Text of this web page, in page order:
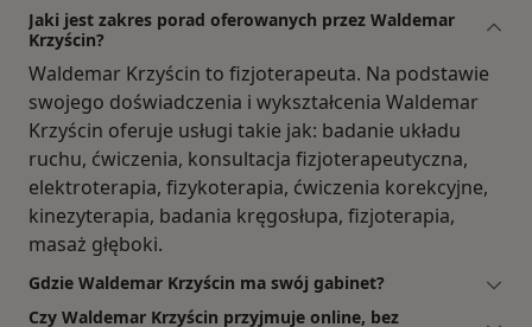
Jaki jest zakres porad oferowanych przez Waldemar
Krzyścin?
Waldemar Krzyścin to fizjoterapeuta. Na podstawie
swojego doświadczenia i wykształcenia Waldemar
Krzyścin oferuje usługi takie jak: badanie układu
ruchu, ćwiczenia, konsultacja fizjoterapeutyczna,
elektroterapia, fizykoterapia, ćwiczenia korekcyjne,
kinezyterapia, badania kręgosłupa, fizjoterapia,
masaż głęboki.
Gdzie Waldemar Krzyścin ma swój gabinet?
Czy Waldemar Krzyścin przyjmuje online, bez